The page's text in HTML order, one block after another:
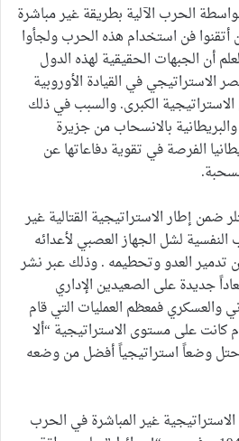
الحرب الآلية بطريقة غير مباشرة
أتقنوا فن استخدام هذه الحرب ولجأوا
أن الجبهات الحقيقية لهذه الدول
الاستراتيجي في القيادة الأوروبية
الكبرى. والسبب في ذلك
بالانسحاب من جزيرة
الفرصة في تقوية دفاعاتها عن
ضمن إطار الاستراتيجية القتالية غير
لشل الجهاز العصبي لأعدائه
تدمير العدو وتحطيمه . وذلك عبر نشر
جديدة على الصعيدين الإداري
والعسكري فمعظم العمليات التي قام
بها بين عامي 1933م و1939م كانت على مستوى الاستراتيجية “ألا
وضعاً استراتيجياً أفضل من وضعه
غير المباشرة في الحرب